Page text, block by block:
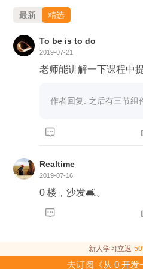
最新 精选
To be is to do
2019-07-21
老师能讲解一下课程中
作者回复: 之后有三节组

Realtime
2019-07-16
0 楼，沙发🛋。

新人学习立返
去订阅《从 0 开发